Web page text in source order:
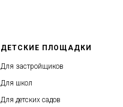
ДЕТСКИЕ ПЛОЩАДКИ
Для застройщиков
Для школ
Для детских садов